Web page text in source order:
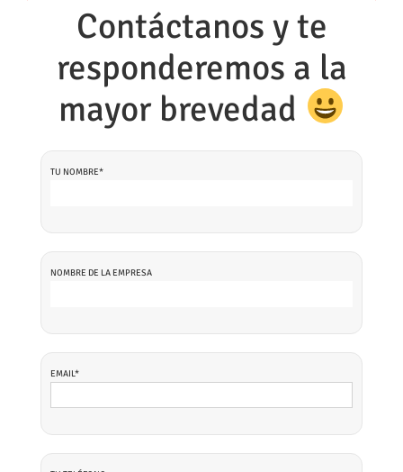
Contáctanos y te
responderemos a la
mayor brevedad
TU NOMBRE*
NOMBRE DE LA EMPRESA
EMAIL*